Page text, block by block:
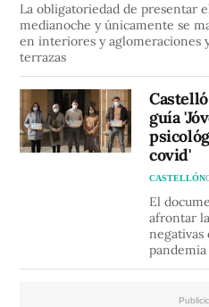
La obligatoriedad de presentar
medianoche y únicamente se
en interiores y aglomeraciones
terrazas
guía
covid'
CASTELLÓN
El
afrontar
pandemia